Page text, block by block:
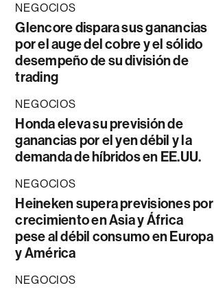
NEGOCIOS
Glencore dispara sus ganancias
por el auge del cobre y el sólido
desempeño de su división de
trading
NEGOCIOS
Honda eleva su previsión de
ganancias por el yen débil y la
demanda de híbridos en EE.UU.
NEGOCIOS
Heineken supera previsiones por
crecimiento en Asia y África
pese al débil consumo en Europa
y América
NEGOCIOS